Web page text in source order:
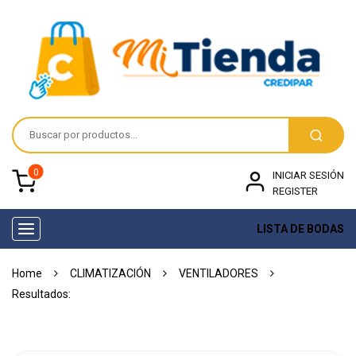
0
INICIAR SESIÓN
REGISTER
Toggle
navigation
LISTA DE BODAS
Home CLIMATIZACIÓN VENTILADORES